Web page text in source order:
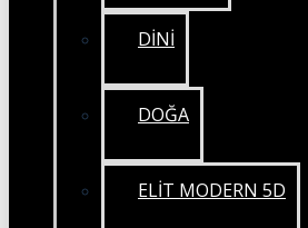
DİNİ
DOĞA
ELİT MODERN 5D